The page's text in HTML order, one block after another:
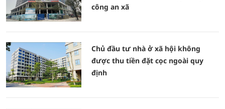
công an xã
Chủ đầu tư nhà ở xã hội không
được thu tiền đặt cọc ngoài quy
định